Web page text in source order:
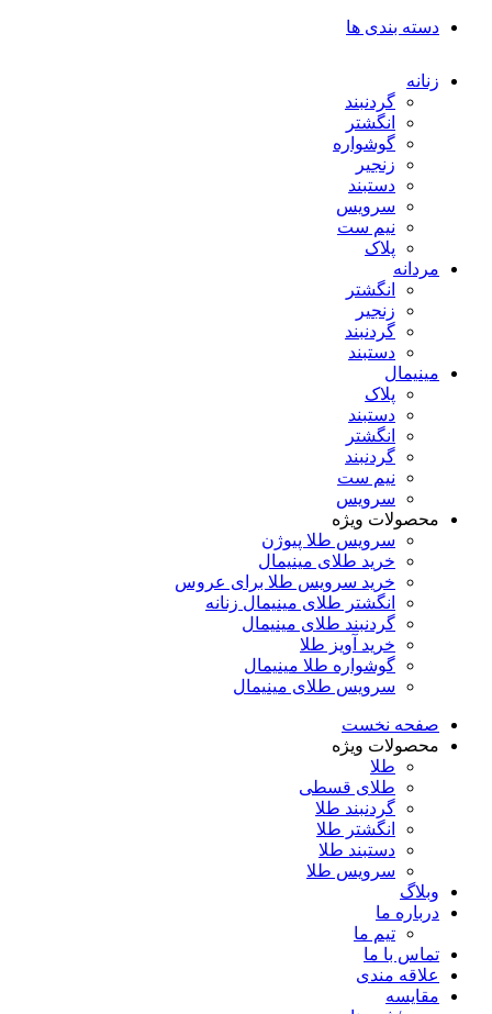
دسته بندی ها
زنانه
گردنبند
انگشتر
گوشواره
زنجیر
دستبند
سرویس
نیم ست
پلاک
مردانه
انگشتر
زنجیر
گردنبند
دستبند
مینیمال
پلاک
دستبند
انگشتر
گردنبند
نیم ست
سرویس
محصولات ویژه
سرویس طلا پیوژن
خرید طلای مینیمال
خرید سرویس طلا برای عروس
انگشتر طلای مینیمال زنانه
گردنبند طلای مینیمال
خرید آویز طلا
گوشواره طلا مینیمال
سرویس طلای مینیمال
صفحه نخست
محصولات ویژه
طلا
طلای قسطی
گردنبند طلا
انگشتر طلا
دستبند طلا
سرویس طلا
وبلاگ
درباره ما
تیم ما
تماس با ما
علاقه مندی
مقایسه